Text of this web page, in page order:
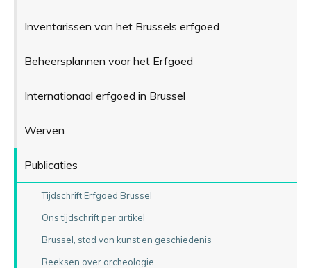
Inventarissen van het Brussels erfgoed
Beheersplannen voor het Erfgoed
Internationaal erfgoed in Brussel
Werven
Publicaties
Tijdschrift Erfgoed Brussel
Ons tijdschrift per artikel
Brussel, stad van kunst en geschiedenis
Reeksen over archeologie